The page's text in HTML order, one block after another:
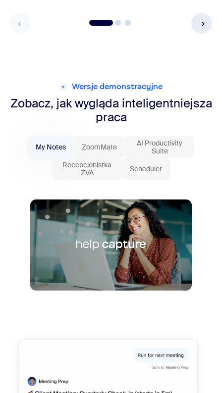
Wersje demonstracyjne
Zobacz, jak wygląda inteligentniejsza
praca
My Notes ZoomMate
AI Productivity
Suite
Recepcjonistka
ZVA
Scheduler